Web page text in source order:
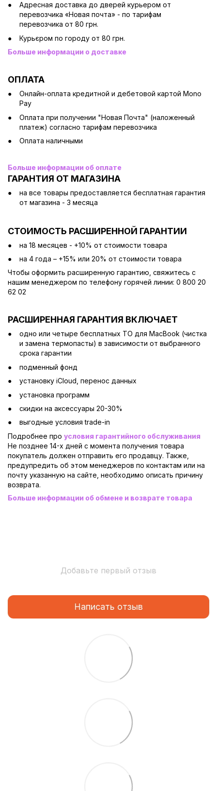
Адресная доставка до дверей курьером от
перевозчика «Новая почта» - по тарифам
перевозчика от 80 грн.
Курьєром по городу от 80 грн.
Больше информации о доставке
ОПЛАТА
Онлайн-оплата кредитной и дебетовой картой Mono
Pay
Оплата при получении "Новая Почта" (наложенный
платеж) согласно тарифам перевозчика
Оплата наличными
Больше информации об оплате
ГАРАНТИЯ ОТ МАГАЗИНА
на все товары предоставляется бесплатная гарантия
от магазина - 3 месяца
СТОИМОСТЬ РАСШИРЕННОЙ ГАРАНТИИ
на 18 месяцев - +10% от стоимости товара
на 4 года – +15% или 20% от стоимости товара
Чтобы оформить расширенную гарантию, свяжитесь с
нашим менеджером по телефону горячей линии: 0 800 20
62 02
РАСШИРЕННАЯ ГАРАНТИЯ ВКЛЮЧАЕТ
одно или четыре бесплатных ТО для MacBook (чистка
и замена термопасты) в зависимости от выбранного
срока гарантии
подменный фонд
установку iCloud, перенос данных
установка программ
скидки на аксессуары 20-30%
выгодные условия trade-in
Подробнее про условия гарантийного обслуживания
Не позднее 14-х дней с момента получения товара
покупатель должен отправить его продавцу. Также,
предупредить об этом менеджеров по контактам или на
почту указанную на сайте, необходимо описать причину
возврата.
Больше информации об обмене и возврате товара
Добавьте первый отзыв
Написать отзыв